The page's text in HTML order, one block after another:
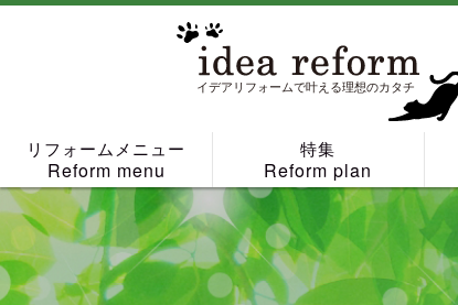
Skip
イデアリフォームで叶える理想のカタチ
リフォームメニュー
Reform menu
特集
Reform plan